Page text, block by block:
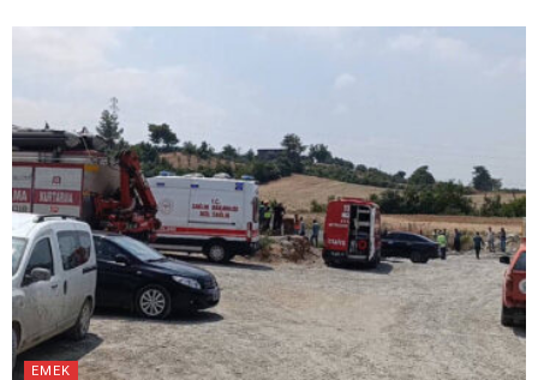
EMEK